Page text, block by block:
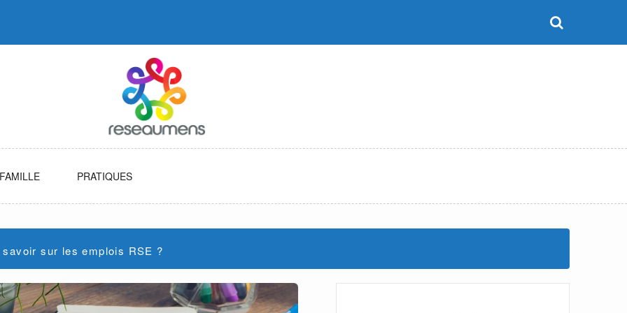
FAMILLE PRATIQUES
savoir sur les emplois RSE ?